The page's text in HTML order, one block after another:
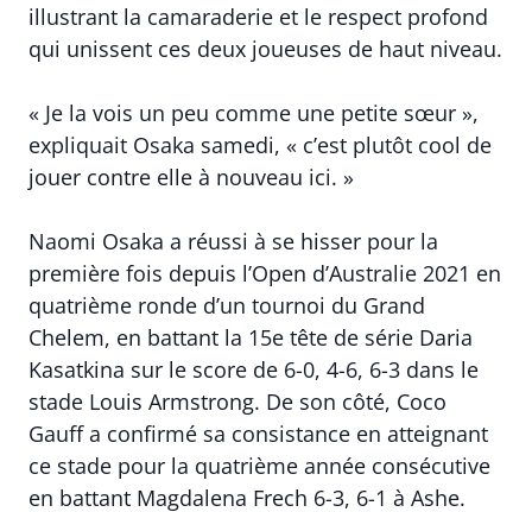
illustrant la camaraderie et le respect profond
qui unissent ces deux joueuses de haut niveau.
« Je la vois un peu comme une petite sœur »,
expliquait Osaka samedi, « c’est plutôt cool de
jouer contre elle à nouveau ici. »
Naomi Osaka a réussi à se hisser pour la
première fois depuis l’Open d’Australie 2021 en
quatrième ronde d’un tournoi du Grand
Chelem, en battant la 15e tête de série Daria
Kasatkina sur le score de 6-0, 4-6, 6-3 dans le
stade Louis Armstrong. De son côté, Coco
Gauff a confirmé sa consistance en atteignant
ce stade pour la quatrième année consécutive
en battant Magdalena Frech 6-3, 6-1 à Ashe.